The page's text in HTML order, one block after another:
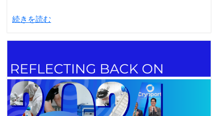
続きを読む